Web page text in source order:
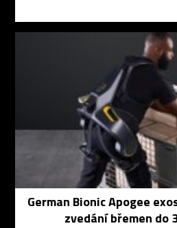
German Bionic Apogee
zvedání břemen do